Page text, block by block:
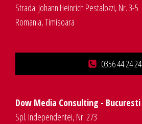
Strada. Johann Heinrich Pestalozzi, Nr. 3-5
Romania, Timisoara
0356 44 24 24
Dow Media Consulting - Bucuresti
Spl. Independentei, Nr. 273